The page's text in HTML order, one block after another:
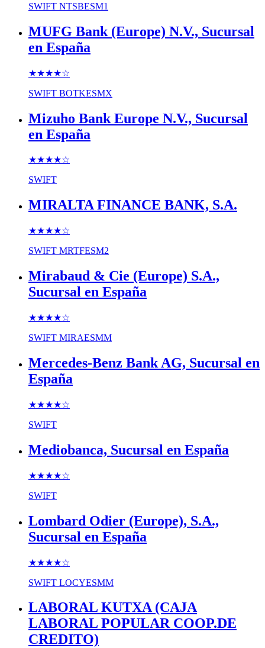
SWIFT NTSBESM1
MUFG Bank (Europe) N.V., Sucursal
en España
★★★★☆
SWIFT BOTKESMX
Mizuho Bank Europe N.V., Sucursal
en España
★★★★☆
SWIFT
MIRALTA FINANCE BANK, S.A.
★★★★☆
SWIFT MRTFESM2
Mirabaud & Cie (Europe) S.A.,
Sucursal en España
★★★★☆
SWIFT MIRAESMM
Mercedes-Benz Bank AG, Sucursal en
España
★★★★☆
SWIFT
Mediobanca, Sucursal en España
★★★★☆
SWIFT
Lombard Odier (Europe), S.A.,
Sucursal en España
★★★★☆
SWIFT LOCYESMM
LABORAL KUTXA (CAJA
LABORAL POPULAR COOP.DE
CREDITO)